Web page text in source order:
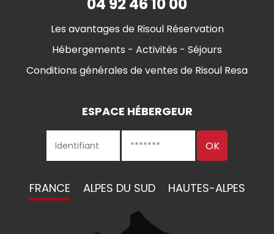
04 92 46 10 00
Les avantages de Risoul Réservation
Hébergements - Activités - Séjours
Conditions générales de ventes de Risoul Resa
ESPACE HÉBERGEUR
FRANCE ALPES DU SUD HAUTES-ALPES